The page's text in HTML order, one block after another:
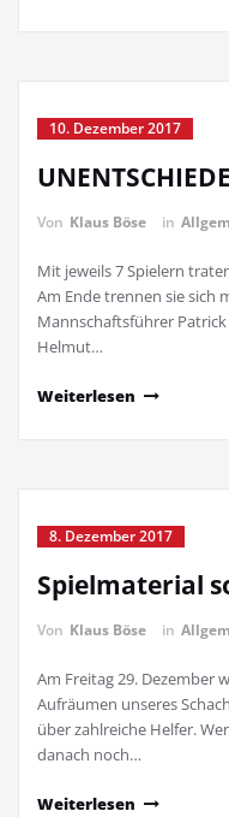
10. Dezember 2017
Von Klaus Böse in
Mit jeweils 7 Spielern
Am Ende trennen sie sich
Mannschaftsführer
Helmut…
Weiterlesen
8. Dezember 2017
Spielmaterial
Von Klaus Böse in
Am Freitag 29. Dezember
Aufräumen unseres
über zahlreiche Helfer.
danach noch…
Weiterlesen